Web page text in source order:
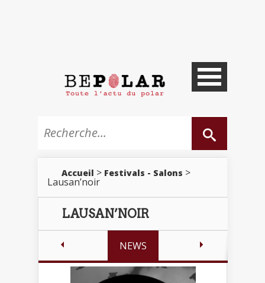
Accueil > Festivals - Salons >
Lausan’noir
LAUSAN’NOIR
NEWS